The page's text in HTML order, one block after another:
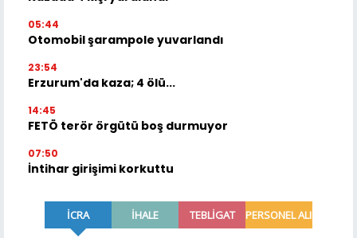
05:44
Otomobil şarampole yuvarlandı
23:54
Erzurum'da kaza; 4 ölü...
14:45
FETÖ terör örgütü boş durmuyor
07:50
İntihar girişimi korkuttu